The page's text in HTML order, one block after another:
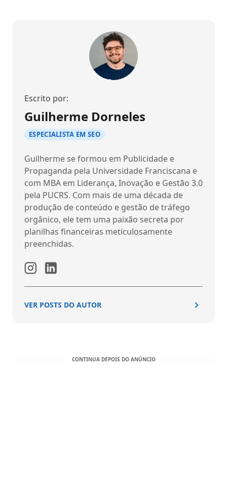
Escrito por:
Guilherme Dorneles
ESPECIALISTA EM SEO
Guilherme se formou em Publicidade e
Propaganda pela Universidade Franciscana e
com MBA em Liderança, Inovação e Gestão 3.0
pela PUCRS. Com mais de uma década de
produção de conteúdo e gestão de tráfego
orgânico, ele tem uma paixão secreta por
planilhas financeiras meticulosamente
preenchidas.
VER POSTS DO AUTOR